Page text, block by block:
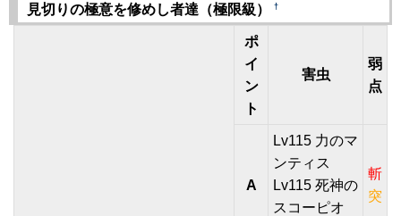
見切りの極意を修めし者達（極限級） †
ポ
イ
ン
ト
害虫
弱
点
A
Lv115 力のマ
ンティス
Lv115 死神の
スコーピオ
斬
突